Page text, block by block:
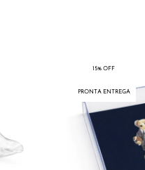
15% OFF
PRONTA ENTREGA